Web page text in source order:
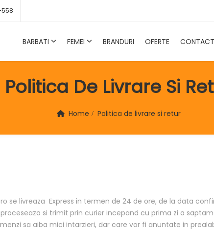
BARBATI FEMEI BRANDURI OFERTE CONTACT
Politica De Livrare Si
Home Politica de livrare si retur
se livreaza Express in termen de 24 de ore, de la data
si trimit prin curier incepand cu prima zi a
sa aiba mici intarzieri, dar care vor fi anuntate in